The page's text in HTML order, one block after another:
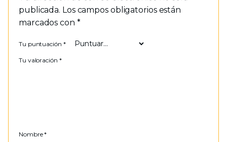
publicada. Los campos obligatorios están
marcados con *
Tu puntuación *
Tu valoración *
Nombre*